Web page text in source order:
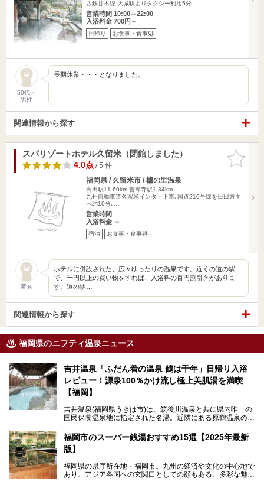
西鉄甘木線 大城駅よりタクシー利用5分
営業時間 10:00～22:00
入浴料金 700円～
日帰り お食事・食事処
50代～
男性
長期休業・・・となりました。
関連情報から探す
お気に入
りに追加
スパリゾートホテル久留米（閉館しました）
4.0点/ 5 件
福岡県 / 久留米市 / 櫨の里温泉
高田駅11.60km 善導寺駅1.34km
九州自動車道久留米インタ－下車､国道210号線を日田方面
へ約10分､…
営業時間
入浴料金 ～
宿泊 お食事・食事処
匿名
ホテルに併設された、広々ゆったりの温泉です。近くの道の駅
で、千円以上の買い物をすれば、入浴料の百円割引きがありま
す。道の駅…
関連情報から探す
福岡県のニフティ温泉ニュース
吉井温泉「ふだん着の温泉 鶴は千年」日帰り入浴
レビュー！源泉100％かけ流し極上美肌湯を満喫
【福岡】
吉井温泉(福岡県うきは市)は、筑後川温泉と共に県内唯一の
国民保養温泉地に指定された名湯。近隣にある原鶴温泉の観
す。
「ふだん着の温泉 鶴は千年」は、吉井温泉にある日帰り入
住民や温泉ファンに愛され続けています。今回は筆者自ら日
帰り入浴し、自慢の温泉を中心に詳細レビューします！
福岡市のスーパー銭湯おすすめ15選【2025年最新
版】
福岡県の県庁所在地・福岡市。九州の経済や文化の中心地で
あり、アジア各国への玄関口としての顔もある、多彩な魅力